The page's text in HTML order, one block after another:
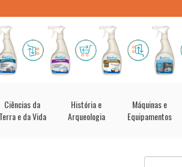
Ciências da
Terra e da Vida
História e
Arqueologia
Máquinas e
Equipamentos